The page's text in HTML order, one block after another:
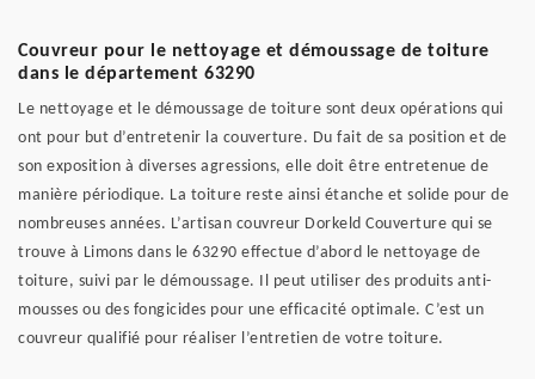
Couvreur pour le nettoyage et démoussage de toiture
dans le département 63290
Le nettoyage et le démoussage de toiture sont deux opérations qui
ont pour but d’entretenir la couverture. Du fait de sa position et de
son exposition à diverses agressions, elle doit être entretenue de
manière périodique. La toiture reste ainsi étanche et solide pour de
nombreuses années. L’artisan couvreur Dorkeld Couverture qui se
trouve à Limons dans le 63290 effectue d’abord le nettoyage de
toiture, suivi par le démoussage. Il peut utiliser des produits anti-
mousses ou des fongicides pour une efficacité optimale. C’est un
couvreur qualifié pour réaliser l’entretien de votre toiture.